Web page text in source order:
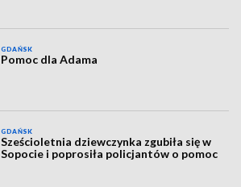
GDAŃSK
Pomoc dla Adama
GDAŃSK
Sześcioletnia dziewczynka zgubiła się w
Sopocie i poprosiła policjantów o pomoc